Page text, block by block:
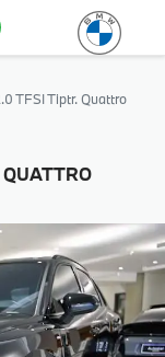
TFSI Tiptr. Quattro